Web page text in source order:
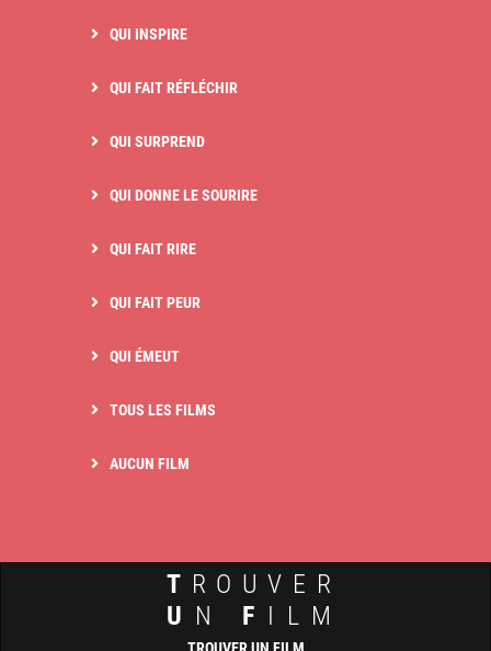
QUI INSPIRE
QUI FAIT RÉFLÉCHIR
QUI SURPREND
QUI DONNE LE SOURIRE
QUI FAIT RIRE
QUI FAIT PEUR
QUI ÉMEUT
TOUS LES FILMS
AUCUN FILM
T ROUVER
U N F ILM